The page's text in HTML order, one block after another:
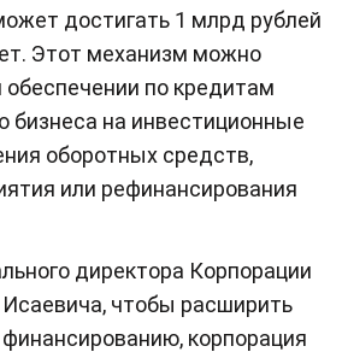
достигать 1 млрд рублей
Этот механизм можно
обеспечении по кредитам
бизнеса на инвестиционные
оборотных средств,
или рефинансирования
директора Корпорации
чтобы расширить
корпорация